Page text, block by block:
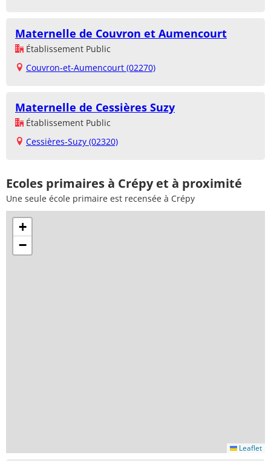
Maternelle de Couvron et Aumencourt
Établissement Public
Couvron-et-Aumencourt (02270)
Maternelle de Cessières Suzy
Établissement Public
Cessières-Suzy (02320)
Ecoles primaires à Crépy et à proximité
Une seule école primaire est recensée à Crépy
+
−
Leaflet